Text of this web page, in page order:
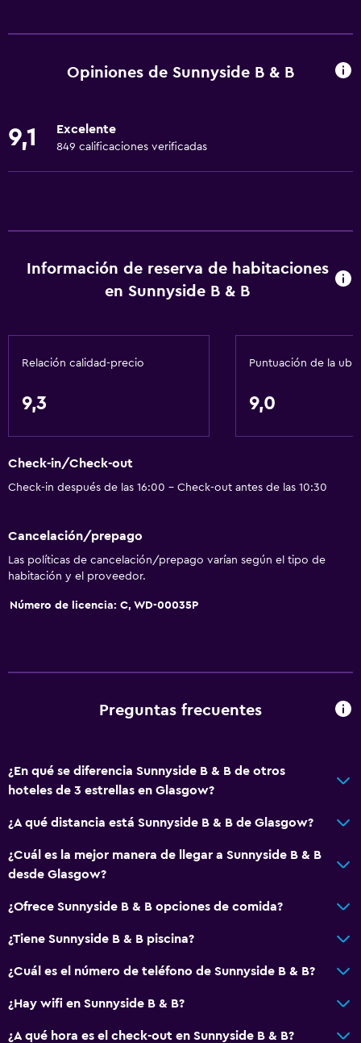
Wifi gratis
Toallas
Alarma de humo
Acondicionador
Vista a una calle tranquila
Acceso al salón ejecutivo
Habitaciones familiares
Chimenea
Vista al jardín
Vista a punto de interés
Comedor
Copas
Tetera eléctrica
Almuerzos para llevar
Fruta
Nevera
La comida se puede entregar en el alojamiento
Comedor
Opiniones de Sunnyside B & B
9,1 Excelente
849 calificaciones verificadas
Información de reserva de habitaciones
en Sunnyside B & B
Relación calidad-precio
9,3
Puntuación de la
9,0
Check-in/Check-out
Check-in después de las 16:00 - Check-out antes de las 10:30
Cancelación/prepago
Las políticas de cancelación/prepago varían según el tipo de
habitación y el proveedor.
Número de licencia: C, WD-00035P
Preguntas frecuentes
¿En qué se diferencia Sunnyside B & B de otros
hoteles de 3 estrellas en Glasgow?
¿A qué distancia está Sunnyside B & B de Glasgow?
¿Cuál es la mejor manera de llegar a Sunnyside B & B
desde Glasgow?
¿Ofrece Sunnyside B & B opciones de comida?
¿Tiene Sunnyside B & B piscina?
¿Cuál es el número de teléfono de Sunnyside B & B?
¿Hay wifi en Sunnyside B & B?
¿A qué hora es el check-out en Sunnyside B & B?